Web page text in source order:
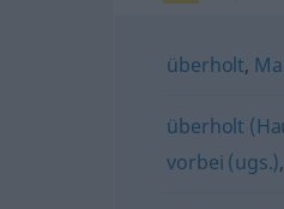
überholt,
überholt
vorbei (ugs.),